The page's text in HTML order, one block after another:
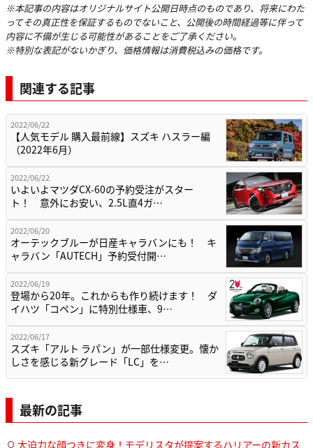
※本記事の内容はオリジナルサイト公開日時点のものであり、将来にわた
ってその真正性を保証するものでないこと、公開後の時間経過等に伴って
内容に不備が生じる可能性があることをご了承ください。
※特別な表記がないかぎり、価格情報は消費税込みの価格です。
関連する記事
2022/06/22
【人気モデル 購入最前線】スズキ ハスラー編
（2022年6月）
2022/06/22
いよいよマツダCX-60の予約受注がスター
ト！ 意外にお安い、2.5L直4ガ…
2022/06/20
オーテックブルーが日産キャラバンにも！ キ
ャラバン「AUTECH」予約受付開…
2022/06/19
登場から20年。これからも作り続けます！ ダ
イハツ「コペン」に特別仕様車、9…
2022/06/17
スズキ「アルト ラパン」が一部仕様変更。懐か
しさを感じる新グレード「LC」を…
最新の記事
大迫力な顔つきに変身！モデリスタが提案するハリアーの新カス